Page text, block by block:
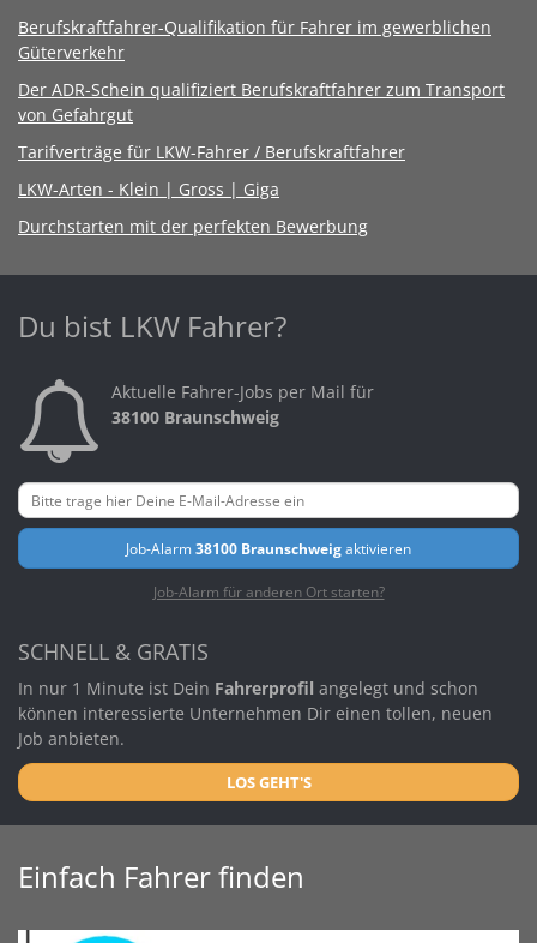
Berufskraftfahrer-Qualifikation für Fahrer im gewerblichen
Güterverkehr
Der ADR-Schein qualifiziert Berufskraftfahrer zum Transport
von Gefahrgut
Tarifverträge für LKW-Fahrer / Berufskraftfahrer
LKW-Arten - Klein | Gross | Giga
Durchstarten mit der perfekten Bewerbung
Du bist LKW Fahrer?
Aktuelle Fahrer-Jobs per Mail für
38100 Braunschweig
Job-Alarm38100 Braunschweigaktivieren
Job-Alarm für anderen Ort starten?
SCHNELL & GRATIS
In nur 1 Minute ist Dein Fahrerprofil angelegt und schon
können interessierte Unternehmen Dir einen tollen, neuen
Job anbieten.
LOS GEHT'S
Einfach Fahrer finden